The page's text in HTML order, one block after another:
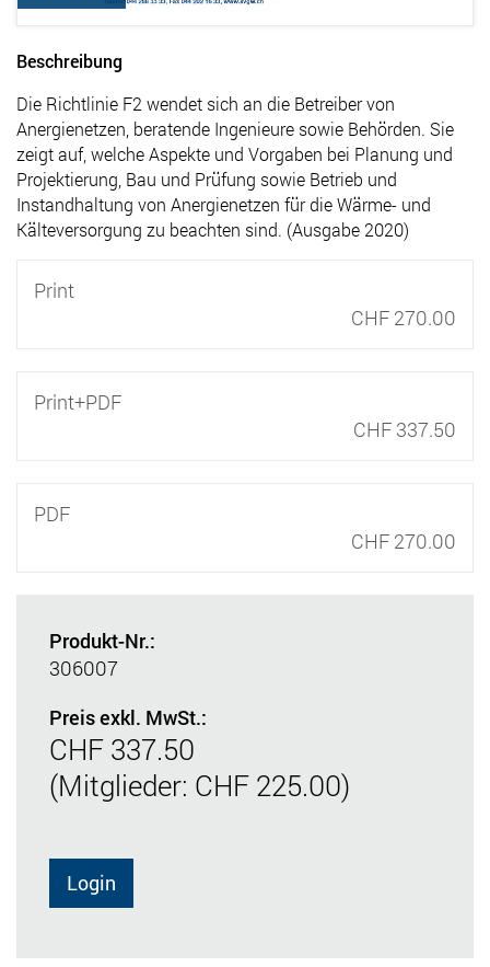
Beschreibung
Die Richtlinie F2 wendet sich an die Betreiber von
Anergienetzen, beratende Ingenieure sowie Behörden. Sie
zeigt auf, welche Aspekte und Vorgaben bei Planung und
Projektierung, Bau und Prüfung sowie Betrieb und
Instandhaltung von Anergienetzen für die Wärme- und
Kälteversorgung zu beachten sind. (Ausgabe 2020)
Print
CHF 270.00
Print+PDF
CHF 337.50
PDF
CHF 270.00
Produkt-Nr.:
306007
Preis exkl. MwSt.:
CHF 337.50
(Mitglieder: CHF 225.00)
Login